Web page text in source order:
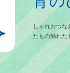
しゃれおつな
たもの触れた